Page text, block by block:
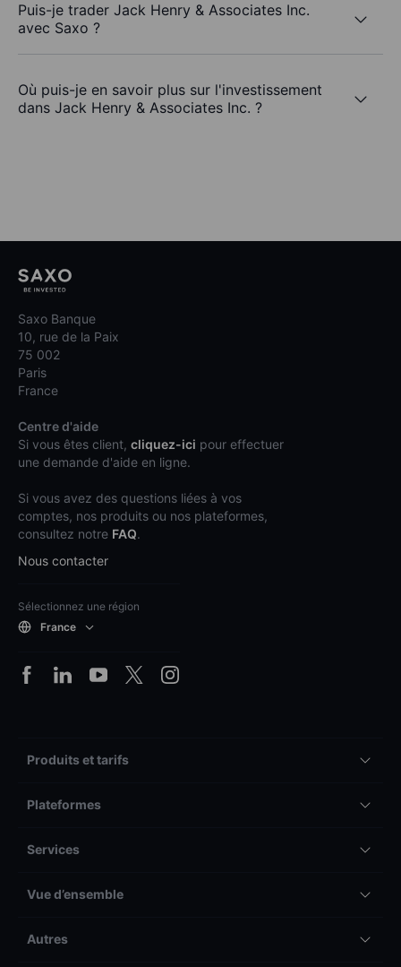
Puis-je trader Jack Henry & Associates Inc.
avec Saxo ?
Où puis-je en savoir plus sur l'investissement
dans Jack Henry & Associates Inc. ?
Saxo Banque
10, rue de la Paix
75 002
Paris
France
Centre d'aide
Si vous êtes client, cliquez-ici pour effectuer
une demande d'aide en ligne.
Si vous avez des questions liées à vos
comptes, nos produits ou nos plateformes,
consultez notre FAQ.
Nous contacter
Sélectionnez une région
France
Produits et tarifs
Plateformes
Services
Vue d’ensemble
Autres